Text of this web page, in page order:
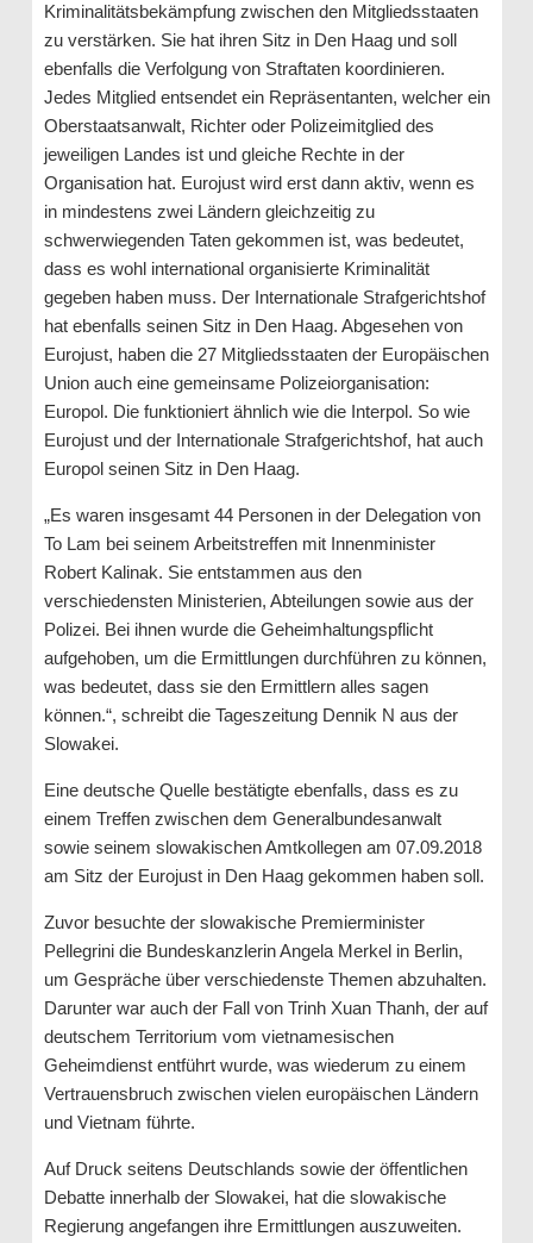
Kriminalitätsbekämpfung zwischen den Mitgliedsstaaten
zu verstärken. Sie hat ihren Sitz in Den Haag und soll
ebenfalls die Verfolgung von Straftaten koordinieren.
Jedes Mitglied entsendet ein Repräsentanten, welcher ein
Oberstaatsanwalt, Richter oder Polizeimitglied des
jeweiligen Landes ist und gleiche Rechte in der
Organisation hat. Eurojust wird erst dann aktiv, wenn es
in mindestens zwei Ländern gleichzeitig zu
schwerwiegenden Taten gekommen ist, was bedeutet,
dass es wohl international organisierte Kriminalität
gegeben haben muss. Der Internationale Strafgerichtshof
hat ebenfalls seinen Sitz in Den Haag. Abgesehen von
Eurojust, haben die 27 Mitgliedsstaaten der Europäischen
Union auch eine gemeinsame Polizeiorganisation:
Europol. Die funktioniert ähnlich wie die Interpol. So wie
Eurojust und der Internationale Strafgerichtshof, hat auch
Europol seinen Sitz in Den Haag.
„Es waren insgesamt 44 Personen in der Delegation von
To Lam bei seinem Arbeitstreffen mit Innenminister
Robert Kalinak. Sie entstammen aus den
verschiedensten Ministerien, Abteilungen sowie aus der
Polizei. Bei ihnen wurde die Geheimhaltungspflicht
aufgehoben, um die Ermittlungen durchführen zu können,
was bedeutet, dass sie den Ermittlern alles sagen
können.“, schreibt die Tageszeitung Dennik N aus der
Slowakei.
Eine deutsche Quelle bestätigte ebenfalls, dass es zu
einem Treffen zwischen dem Generalbundesanwalt
sowie seinem slowakischen Amtkollegen am 07.09.2018
am Sitz der Eurojust in Den Haag gekommen haben soll.
Zuvor besuchte der slowakische Premierminister
Pellegrini die Bundeskanzlerin Angela Merkel in Berlin,
um Gespräche über verschiedenste Themen abzuhalten.
Darunter war auch der Fall von Trinh Xuan Thanh, der auf
deutschem Territorium vom vietnamesischen
Geheimdienst entführt wurde, was wiederum zu einem
Vertrauensbruch zwischen vielen europäischen Ländern
und Vietnam führte.
Auf Druck seitens Deutschlands sowie der öffentlichen
Debatte innerhalb der Slowakei, hat die slowakische
Regierung angefangen ihre Ermittlungen auszuweiten.